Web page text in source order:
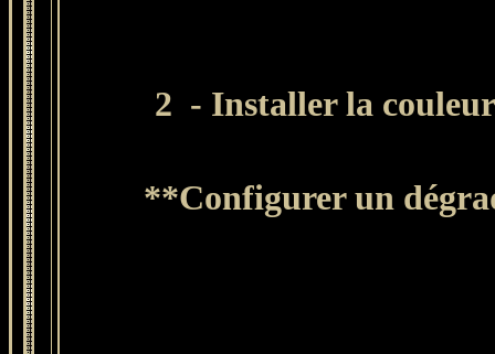
2 - Installer la
**Configurer un